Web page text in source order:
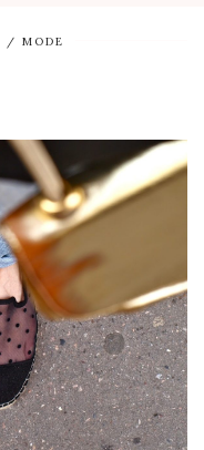
MODE